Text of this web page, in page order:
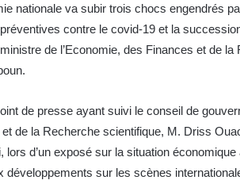
nationale va subir trois chocs engendrés
contre le covid-19 et la
de l’Economie, des Finances et de
de presse ayant suivi le conseil de
de la Recherche scientifique, M. Driss
lors d’un exposé sur la situation
développements sur les scènes